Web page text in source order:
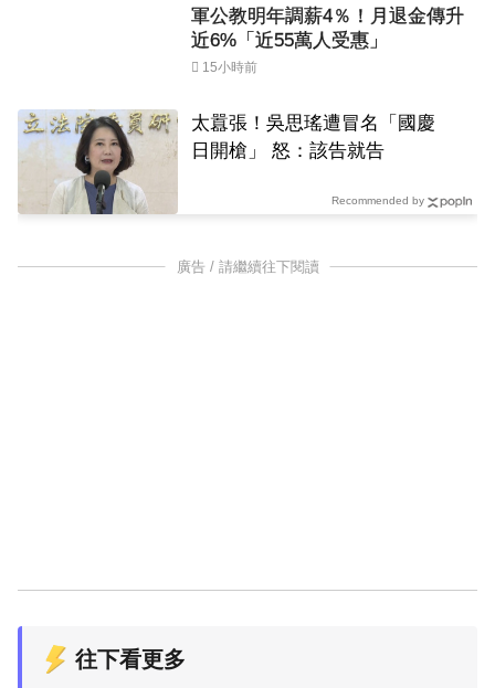
軍公教明年調薪4％！月退金傳升
近6%「近55萬人受惠」
15小時前
太囂張！吳思瑤遭冒名「國慶
日開槍」 怒：該告就告
Recommended by
廣告 / 請繼續往下閱讀
往下看更多